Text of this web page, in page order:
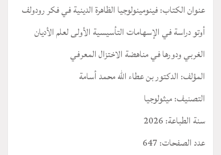
عنوان الكتاب: فينومينولوجيا الظاهرة الدينية في فكر رودولف
أوتو دراسة في الإسهامات التأسيسية الأولى لعلم الأديان
الغربي ودورها في مناهضة الاختزال المعرفي
المؤلف: الدكتور بن عطاء الله محمد أسامة
التصنيف: ميثولوجيا
سنة الطباعة: 2026
عدد الصفحات: 647